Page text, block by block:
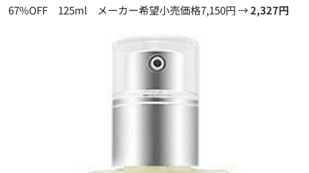
67%OFF 125ml メーカー希望小売価格7,150円 →2,327円